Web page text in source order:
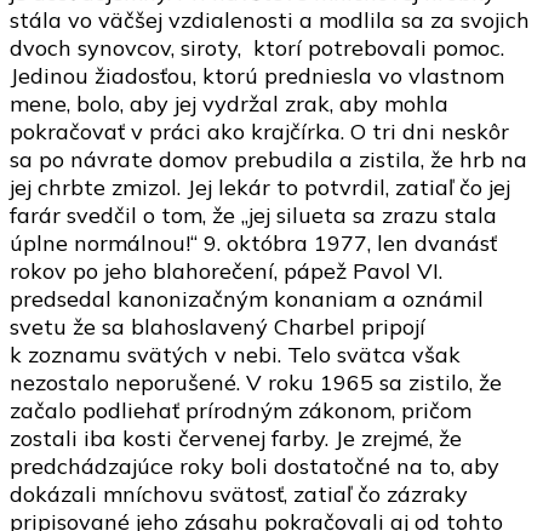
stála vo väčšej vzdialenosti a modlila sa za svojich
dvoch synovcov, siroty, ktorí potrebovali pomoc.
Jedinou žiadosťou, ktorú predniesla vo vlastnom
mene, bolo, aby jej vydržal zrak, aby mohla
pokračovať v práci ako krajčírka. O tri dni neskôr
sa po návrate domov prebudila a zistila, že hrb na
jej chrbte zmizol. Jej lekár to potvrdil, zatiaľ čo jej
farár svedčil o tom, že „jej silueta sa zrazu stala
úplne normálnou!“ 9. októbra 1977, len dvanásť
rokov po jeho blahorečení, pápež Pavol VI.
predsedal kanonizačným konaniam a oznámil
svetu že sa blahoslavený Charbel pripojí
k zoznamu svätých v nebi. Telo svätca však
nezostalo neporušené. V roku 1965 sa zistilo, že
začalo podliehať prírodným zákonom, pričom
zostali iba kosti červenej farby. Je zrejmé, že
predchádzajúce roky boli dostatočné na to, aby
dokázali mníchovu svätosť, zatiaľ čo zázraky
pripisované jeho zásahu pokračovali aj od tohto